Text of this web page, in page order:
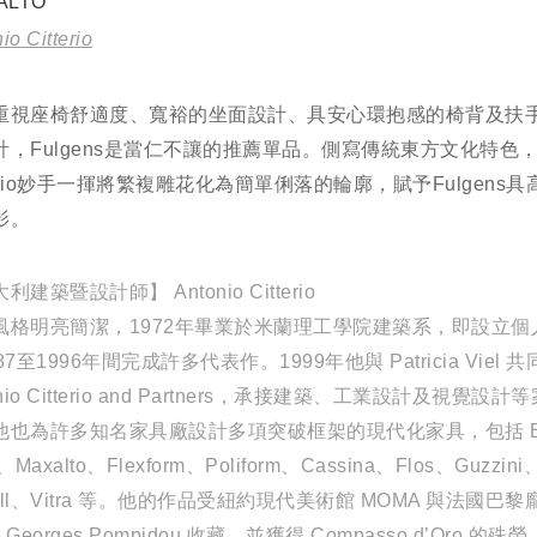
Citterio
視座椅舒適度、寬裕的坐面設計、具安心環抱感的椅背及扶
，Fulgens是當仁不讓的推薦單品。側寫傳統東方文化特色
妙手一揮將繁複雕花化為簡單俐落的輪廓，賦予Fulgens具
利建築暨設計師】 Antonio Citterio
格明亮簡潔，1972年畢業於米蘭理工學院建築系，即設立個
至1996年間完成許多代表作。1999年他與 Patricia Viel 共
Citterio and Partners，承接建築、工業設計及視覺設計等
也為許多知名家具廠設計多項突破框架的現代化家具，包括
Maxalto、Flexform、Poliform、Cassina、Flos、Guzzini
、Vitra 等。他的作品受紐約現代美術館 MOMA 與法國巴黎